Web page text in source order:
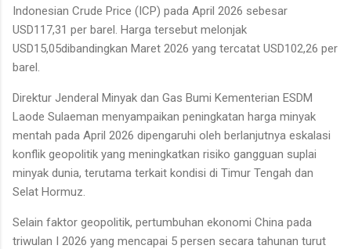
Indonesian Crude Price (ICP) pada April 2026 sebesar
USD117,31 per barel. Harga tersebut melonjak
USD15,05dibandingkan Maret 2026 yang tercatat USD102,26 per
barel.
Direktur Jenderal Minyak dan Gas Bumi Kementerian ESDM
Laode Sulaeman menyampaikan peningkatan harga minyak
mentah pada April 2026 dipengaruhi oleh berlanjutnya eskalasi
konflik geopolitik yang meningkatkan risiko gangguan suplai
minyak dunia, terutama terkait kondisi di Timur Tengah dan
Selat Hormuz.
Selain faktor geopolitik, pertumbuhan ekonomi China pada
triwulan I 2026 yang mencapai 5 persen secara tahunan turut